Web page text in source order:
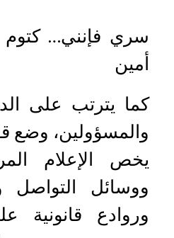
وإن ضيّع
سري فإنني… كتوم
أمين
كما يترتب على
والمسؤولين، وضع
يخص الإعلام
ووسائل
وروادع